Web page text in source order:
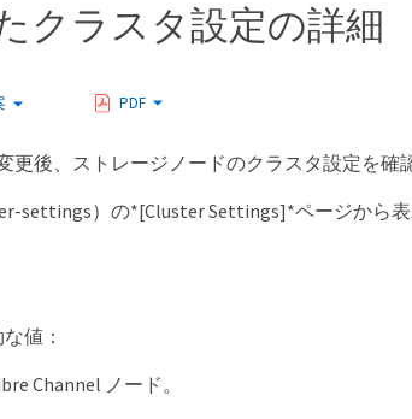
クラスタ設定の詳細
PDF
後、ストレージノードのクラスタ設定を確
settings）の*[Cluster Settings]*ページから
値：
Channel ノード。